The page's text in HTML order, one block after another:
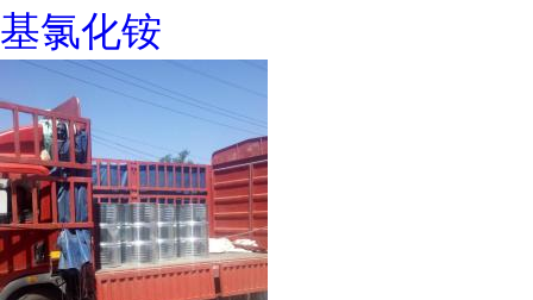
基氯化铵